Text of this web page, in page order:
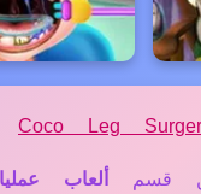
Coco Leg
قسم ألعاب